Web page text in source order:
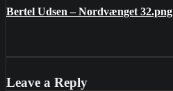
Bertel Udsen – Nordvænget 32.png
Leave a Reply